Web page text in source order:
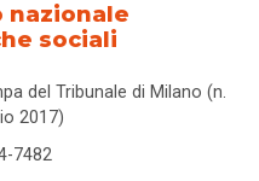
nazionale
sociali
del Tribunale di Milano (n.
2017)
7482